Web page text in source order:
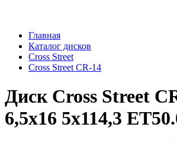
Главная
Каталог дисков
Cross Street
Cross Street CR-14
Диск Cross Street
6,5x16 5x114,3